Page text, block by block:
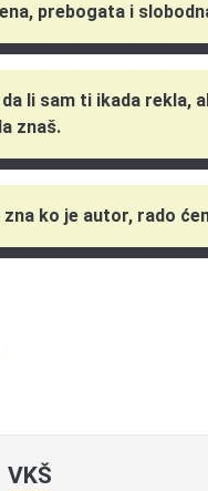
prebogata i
da li sam ti ikada
znaš.
zna ko je autor, rado
VKŠ